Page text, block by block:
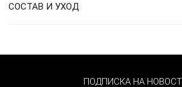
СОСТАВ И УХОД
ПОДПИСКА НА